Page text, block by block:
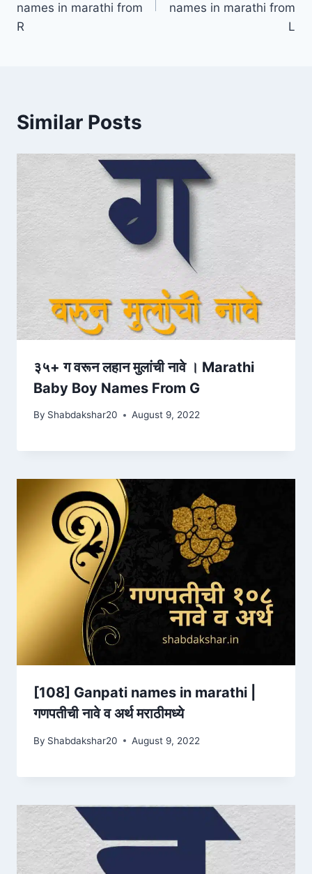
names in marathi from
R
names in marathi from
L
Similar Posts
३५+ ग वरून लहान मुलांची नावे । Marathi
Baby Boy Names From G
By Shabdakshar20 August 9, 2022
[108] Ganpati names in marathi |
गणपतीची नावे व अर्थ मराठीमध्ये
By Shabdakshar20 August 9, 2022